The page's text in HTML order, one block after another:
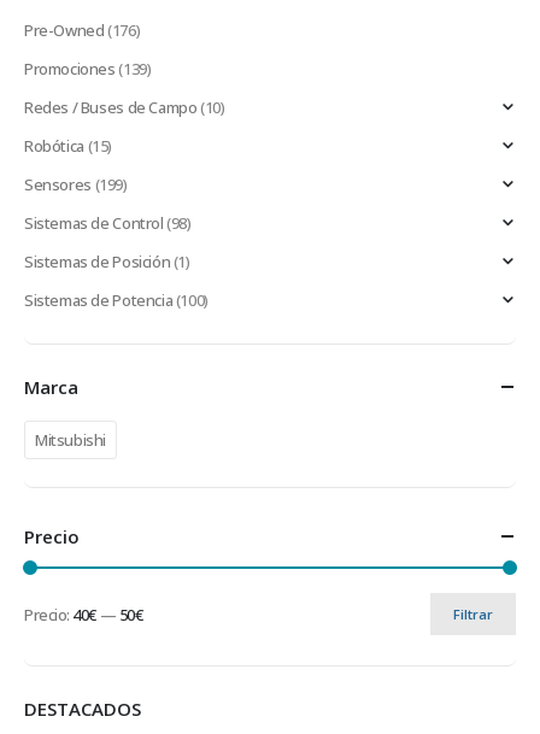
Pre-Owned(176)
Promociones(139)
Redes / Buses de Campo(10)
Robótica (15)
Sensores (199)
Sistemas de Control(98)
Sistemas de Posición(1)
Sistemas de Potencia(100)
Marca
Mitsubishi
Precio
Filtrar
Precio: 40€ — 50€
DESTACADOS